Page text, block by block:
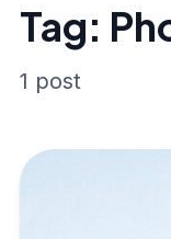
Tag:
1 post